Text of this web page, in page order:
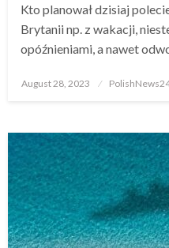
Kto planował dzisiaj
Brytanii np. z wakacji,
opóźnieniami, a nawet
Posted
August 28, 2023